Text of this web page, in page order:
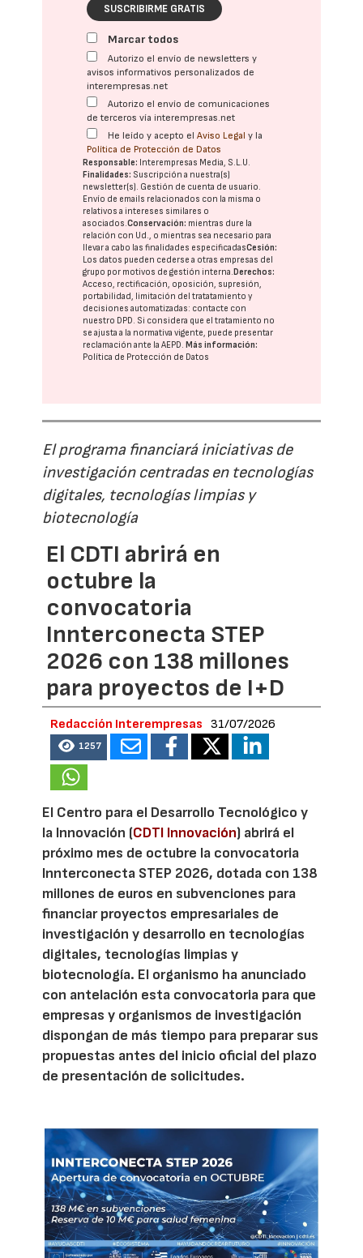
SUSCRIBIRME GRATIS
Marcar todos
Autorizo el envío de newsletters y
avisos informativos personalizados de
interempresas.net
Autorizo el envío de comunicaciones
de terceros vía interempresas.net
He leído y acepto elAviso Legal y la
Política de Protección de Datos
Responsable: Interempresas Media, S.L.U.
Finalidades: Suscripción a nuestra(s)
newsletter(s). Gestión de cuenta de usuario.
Envío de emails relacionados con la misma o
relativos a intereses similares o
asociados.Conservación: mientras dure la
relación con Ud., o mientras sea necesario para
llevar a cabo las finalidades especificadasCesión:
Los datos pueden cederse a otras empresas del
grupo por motivos de gestión interna.Derechos:
Acceso, rectificación, oposición, supresión,
portabilidad, limitación del tratatamiento y
decisiones automatizadas: contacte con
nuestro DPD. Si considera que el tratamiento no
se ajusta a la normativa vigente, puede presentar
reclamación ante laAEPD.Más información:
Política de Protección de Datos
El programa financiará iniciativas de
investigación centradas en tecnologías
digitales, tecnologías limpias y
biotecnología
El CDTI abrirá en
octubre la
convocatoria
Innterconecta STEP
2026 con 138 millones
para proyectos de I+D
Redacción Interempresas 31/07/2026
1257
El Centro para el Desarrollo Tecnológico y
la Innovación (CDTI Innovación) abrirá el
próximo mes de octubre la convocatoria
Innterconecta STEP 2026, dotada con 138
millones de euros en subvenciones para
financiar proyectos empresariales de
investigación y desarrollo en tecnologías
digitales, tecnologías limpias y
biotecnología. El organismo ha anunciado
con antelación esta convocatoria para que
empresas y organismos de investigación
dispongan de más tiempo para preparar sus
propuestas antes del inicio oficial del plazo
de presentación de solicitudes.